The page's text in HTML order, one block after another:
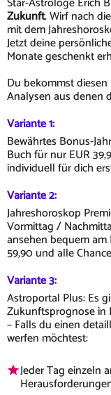
Zukunft. Wirf nach
mit dem
Jetzt deine
Monate geschenkt
Du bekommst
Analysen aus denen
Variante 1:
Bewährtes Bonus-
Buch für nur EUR
individuell für dich
Variante 2:
Jahreshoroskop
Vormittag /
ansehen bequem
59,90 und alle
Variante 3:
Astroportal Plus: Es
Zukunftsprognose in
– Falls du einen
werfen möchtest:
Jeder Tag einzeln